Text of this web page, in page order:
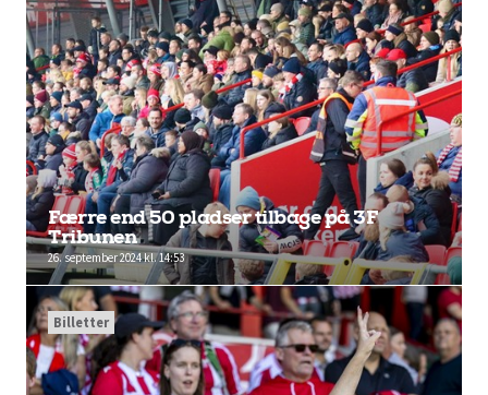
Færre end 50 pladser tilbage på 3F
Tribunen
26. september 2024 kl. 14:53
Billetter